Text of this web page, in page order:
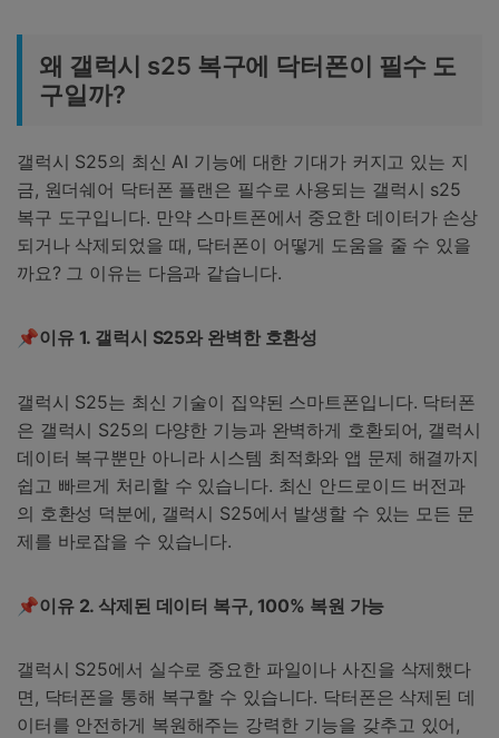
왜 갤럭시 s25 복구에 닥터폰이 필수 도
구일까?
갤럭시 S25의 최신 AI 기능에 대한 기대가 커지고 있는 지
금, 원더쉐어 닥터폰 플랜은 필수로 사용되는 갤럭시 s25
복구 도구입니다. 만약 스마트폰에서 중요한 데이터가 손상
되거나 삭제되었을 때, 닥터폰이 어떻게 도움을 줄 수 있을
까요? 그 이유는 다음과 같습니다.
📌이유 1. 갤럭시 S25와 완벽한 호환성
갤럭시 S25는 최신 기술이 집약된 스마트폰입니다. 닥터폰
은 갤럭시 S25의 다양한 기능과 완벽하게 호환되어, 갤럭시
데이터 복구뿐만 아니라 시스템 최적화와 앱 문제 해결까지
쉽고 빠르게 처리할 수 있습니다. 최신 안드로이드 버전과
의 호환성 덕분에, 갤럭시 S25에서 발생할 수 있는 모든 문
제를 바로잡을 수 있습니다.
📌이유 2. 삭제된 데이터 복구, 100% 복원 가능
갤럭시 S25에서 실수로 중요한 파일이나 사진을 삭제했다
면, 닥터폰을 통해 복구할 수 있습니다. 닥터폰은 삭제된 데
이터를 안전하게 복원해주는 강력한 기능을 갖추고 있어,